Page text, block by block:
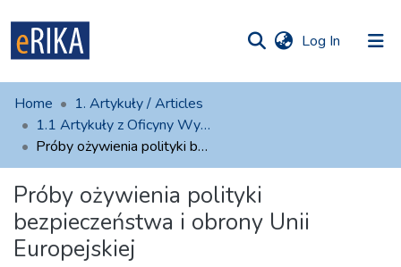
Log In (current)
UAFM
Information
For authors
Help
Contact
Home
1. Artykuły / Articles
1.1 Artykuły z Oficyny Wydawniczej AFM
Próby ożywienia polityki bezpieczeństwa i obrony Unii Europejskiej
Próby ożywienia polityki
bezpieczeństwa i obrony Unii
Europejskiej